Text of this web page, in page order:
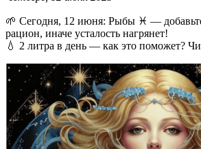
🌱 Сегодня, 12 июня: Рыбы ♓ —
рацион, иначе усталость нагрянет!
💧 2 литра в день — как это поможет?